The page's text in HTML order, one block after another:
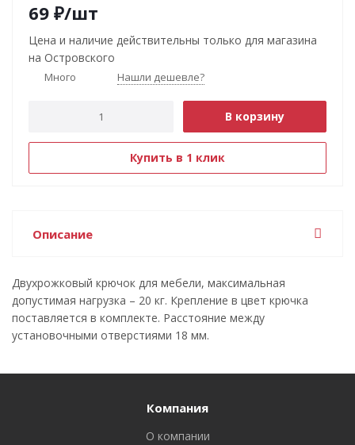
69 ₽/шт
Цена и наличие действительны только для магазина
на Островского
Много Нашли дешевле?
В корзину
Купить в 1 клик
Описание
Двухрожковый крючок для мебели, максимальная
допустимая нагрузка – 20 кг. Крепление в цвет крючка
поставляется в комплекте. Расстояние между
установочными отверстиями 18 мм.
Компания
О компании